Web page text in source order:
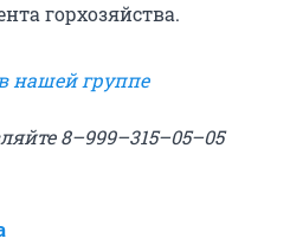
горхозяйства.
нашей группе
8–999–315–05–05